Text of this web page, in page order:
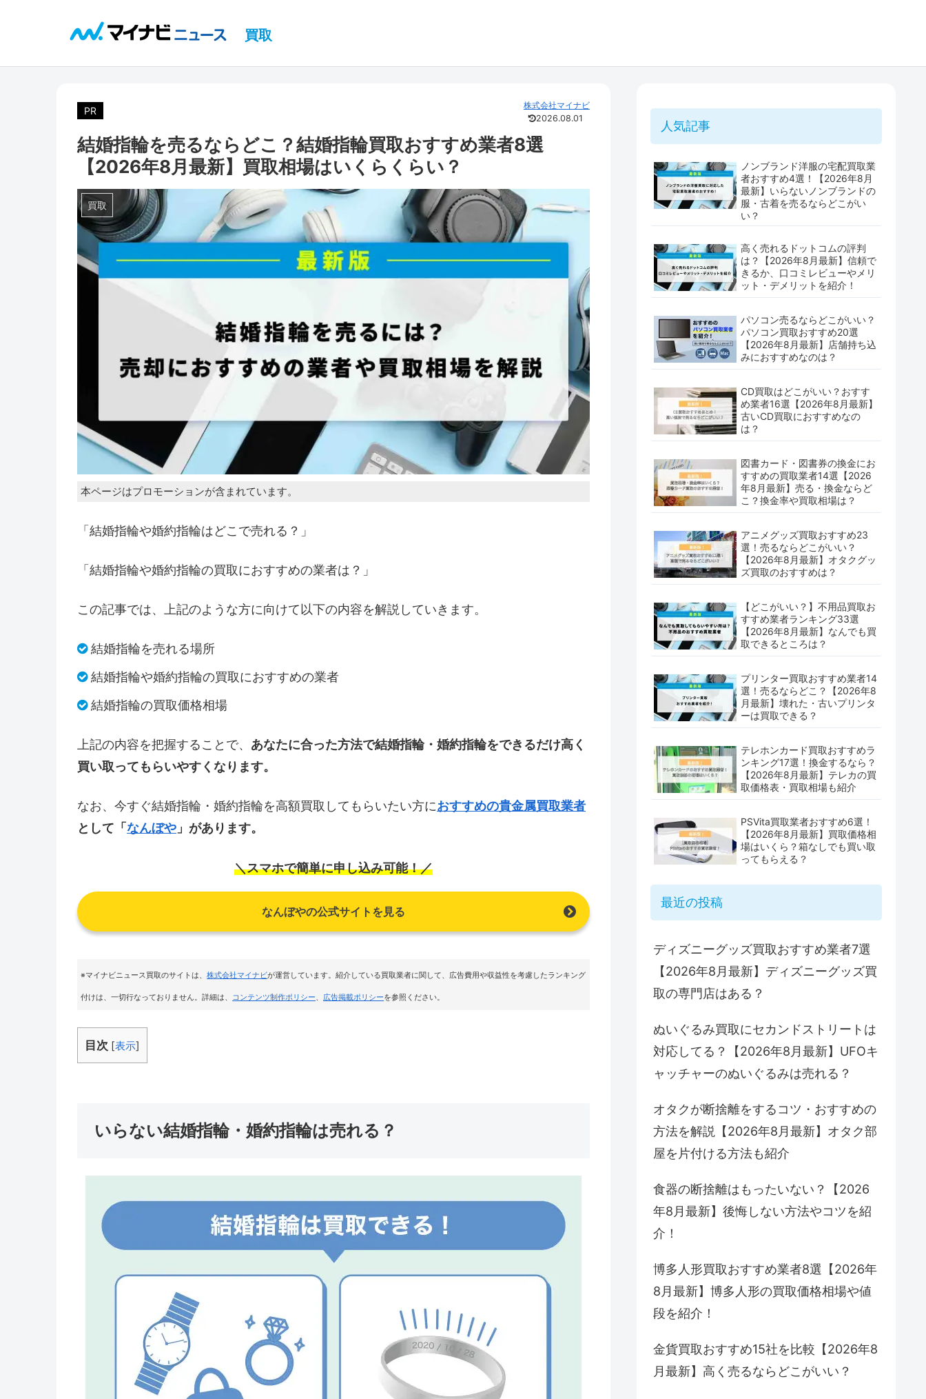
買取
PR
株式会社マイナビ
2026.08.01
結婚指輪を売るならどこ？結婚指輪買取おすすめ業者8選
【2026年8月最新】買取相場はいくらくらい？
買取
本ページはプロモーションが含まれています。
「結婚指輪や婚約指輪はどこで売れる？」
「結婚指輪や婚約指輪の買取におすすめの業者は？」
この記事では、上記のような方に向けて以下の内容を解説していきます。
結婚指輪を売れる場所
結婚指輪や婚約指輪の買取におすすめの業者
結婚指輪の買取価格相場
上記の内容を把握することで、 あなたに合った方法で結婚指輪・婚約指輪をできるだけ高く
買い取ってもらいやすくなります。
なお、今すぐ結婚指輪・婚約指輪を高額買取してもらいたい方におすすめの貴金属買取業者
として「なんぼや 」があります。
＼スマホで簡単に申し込み可能！／
なんぼやの公式サイトを見る
※マイナビニュース買取のサイトは、株式会社マイナビが運営しています。紹介している買取業者に関して、広告費用や収益性を考慮したランキング
付けは、一切行なっておりません。詳細は、 コンテンツ制作ポリシー、 広告掲載ポリシーを参照ください。
目次 [表示]
いらない結婚指輪・婚約指輪は売れる？
人気記事
ノンブランド洋服の宅配買取業
者おすすめ4選！【2026年8月
最新】いらないノンブランドの
服・古着を売るならどこがい
い？
高く売れるドットコムの評判
は？【2026年8月最新】信頼で
きるか、口コミレビューやメリ
ット・デメリットを紹介！
パソコン売るならどこがいい？
パソコン買取おすすめ20選
【2026年8月最新】店舗持ち込
みにおすすめなのは？
CD買取はどこがいい？おすす
め業者16選【2026年8月最新】
古いCD買取におすすめなの
は？
図書カード・図書券の換金にお
すすめの買取業者14選【2026
年8月最新】売る・換金ならど
こ？換金率や買取相場は？
アニメグッズ買取おすすめ23
選！売るならどこがいい？
【2026年8月最新】オタクグッ
ズ買取のおすすめは？
【どこがいい？】不用品買取お
すすめ業者ランキング33選
【2026年8月最新】なんでも買
取できるところは？
プリンター買取おすすめ業者14
選！売るならどこ？【2026年8
月最新】壊れた・古いプリンタ
ーは買取できる？
テレホンカード買取おすすめラ
ンキング17選！換金するなら？
【2026年8月最新】テレカの買
取価格表・買取相場も紹介
PSVita買取業者おすすめ6選！
【2026年8月最新】買取価格相
場はいくら？箱なしでも買い取
ってもらえる？
最近の投稿
ディズニーグッズ買取おすすめ業者7選
【2026年8月最新】ディズニーグッズ買
取の専門店はある？
ぬいぐるみ買取にセカンドストリートは
対応してる？【2026年8月最新】UFOキ
ャッチャーのぬいぐるみは売れる？
オタクが断捨離をするコツ・おすすめの
方法を解説【2026年8月最新】オタク部
屋を片付ける方法も紹介
食器の断捨離はもったいない？【2026
年8月最新】後悔しない方法やコツを紹
介！
博多人形買取おすすめ業者8選【2026年
8月最新】博多人形の買取価格相場や値
段を紹介！
金貨買取おすすめ15社を比較【2026年8
月最新】高く売るならどこがいい？